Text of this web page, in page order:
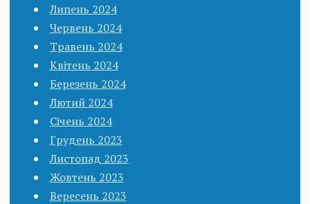
Липень 2024
Червень 2024
Травень 2024
Квітень 2024
Березень 2024
Лютий 2024
Січень 2024
Грудень 2023
Листопад 2023
Жовтень 2023
Вересень 2023